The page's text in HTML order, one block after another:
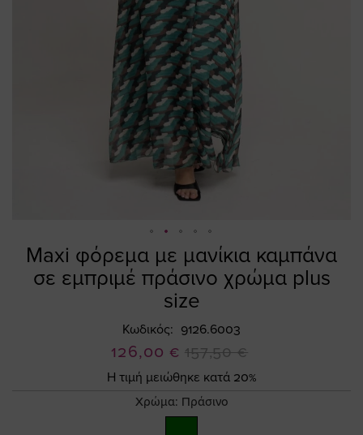
Maxi φόρεμα με μανίκια καμπάνα
σε εμπριμέ πράσινο χρώμα plus
size
Κωδικός 9126.6003
Ειδική
Τιμή
126,00 € 157,50 €
Η τιμή μειώθηκε κατά 20%
Χρώμα: Πράσινο
Skip